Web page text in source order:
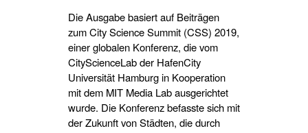
Die Ausgabe basiert auf Beiträgen
zum City Science Summit (CSS) 2019,
einer globalen Konferenz, die vom
CityScienceLab der HafenCity
Universität Hamburg in Kooperation
mit dem MIT Media Lab ausgerichtet
wurde. Die Konferenz befasste sich mit
der Zukunft von Städten, die durch